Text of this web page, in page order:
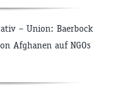
– Union: Baerbock
Afghanen auf NGOs